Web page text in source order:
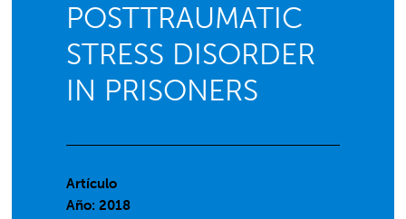
POSTTRAUMATIC
STRESS DISORDER
IN PRISONERS
Artículo
Año: 2018